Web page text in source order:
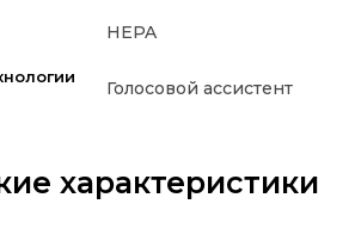
HEPA
Голосовой ассистент
характеристики